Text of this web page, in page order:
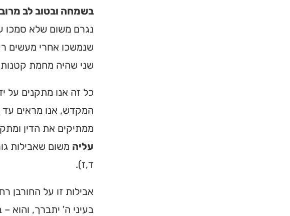
בשמחה ובטוב לב
נגרם משום שלא סמכו
שנמשכו אחרי מעשים
שני שהיה מחמת קטנות
כל זה אנו מתקנים על
המקדש, אנו מראים עד
ממתיקים את הדין
עליה משום שאבילות
ד,ז).
אבילות זו על החורבן
בעיני ה' יתברך, והוא